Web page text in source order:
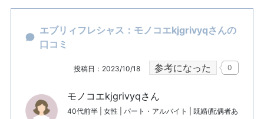
エブリィフレシャス：モノコエkjgrivyqさんの
口コミ
投稿日：2023/10/18 参考になった 0
モノコエkjgrivyqさん
40代前半 | 女性 | パート・アルバイト | 既婚(配偶者あ